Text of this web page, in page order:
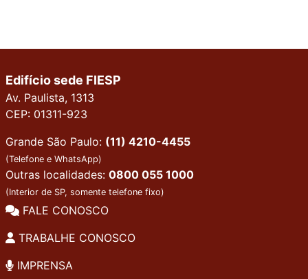
Edifício sede FIESP
Av. Paulista, 1313
CEP: 01311-923
Grande São Paulo: (11) 4210-4455
(Telefone e WhatsApp)
Outras localidades: 0800 055 1000
(Interior de SP, somente telefone fixo)
FALE CONOSCO
TRABALHE CONOSCO
IMPRENSA